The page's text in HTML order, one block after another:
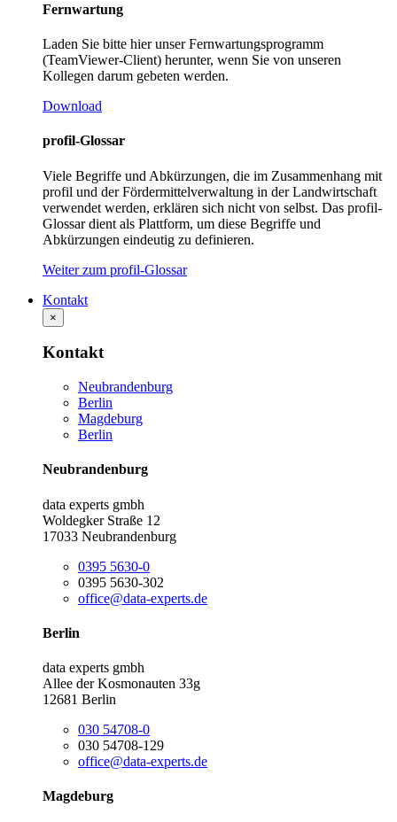
Fernwartung
Laden Sie bitte hier unser Fernwartungsprogramm
(TeamViewer-Client) herunter, wenn Sie von unseren
Kollegen darum gebeten werden.
Download
profil-Glossar
Viele Begriffe und Abkürzungen, die im Zusammenhang mit
profil und der Fördermittelverwaltung in der Landwirtschaft
verwendet werden, erklären sich nicht von selbst. Das profil-
Glossar dient als Plattform, um diese Begriffe und
Abkürzungen eindeutig zu definieren.
Weiter zum profil-Glossar
Kontakt
×
Kontakt
Neubrandenburg
Berlin
Magdeburg
Berlin
Neubrandenburg
data experts gmbh
Woldegker Straße 12
17033 Neubrandenburg
0395 5630-0
0395 5630-302
office@data-experts.de
Berlin
data experts gmbh
Allee der Kosmonauten 33g
12681 Berlin
030 54708-0
030 54708-129
office@data-experts.de
Magdeburg